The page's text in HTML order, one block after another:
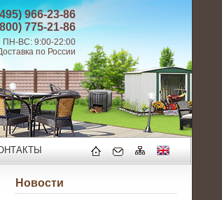
966-23-86
775-21-86
9:00-22:00
по России
Новости